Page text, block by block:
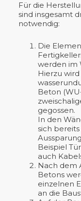
Für die
sind insgesamt
notwendig:
Die
werden im
Hierzu wird
Beton
gegossen.
In den
sich bereits
Beispiel
auch
Nach dem
Betons
einzelnen
an die